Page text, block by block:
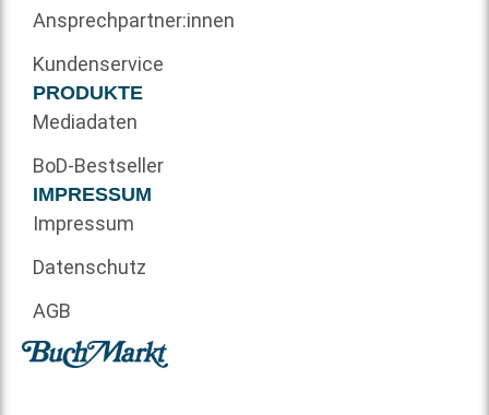
Ansprechpartner:innen
Kundenservice
PRODUKTE
Mediadaten
BoD-Bestseller
IMPRESSUM
Impressum
Datenschutz
AGB